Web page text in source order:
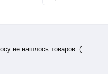
не нашлось товаров :(